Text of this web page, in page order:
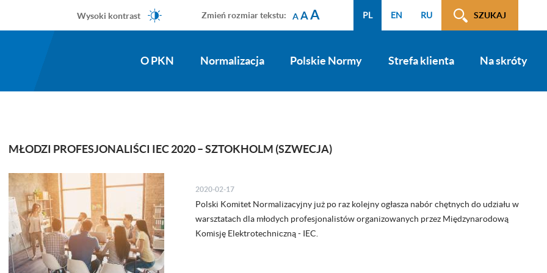
SZUKAJ
PL EN RU
Zmień rozmiar tekstu: AAA
Wysoki kontrast
O PKN Normalizacja Polskie Normy Strefa klienta Na skróty
MŁODZI PROFESJONALIŚCI IEC 2020 – SZTOKHOLM (SZWECJA)
2020-02-17
Polski Komitet Normalizacyjny już po raz kolejny ogłasza nabór chętnych do udziału w
warsztatach dla młodych profesjonalistów organizowanych przez Międzynarodową
Komisję Elektrotechniczną - IEC.